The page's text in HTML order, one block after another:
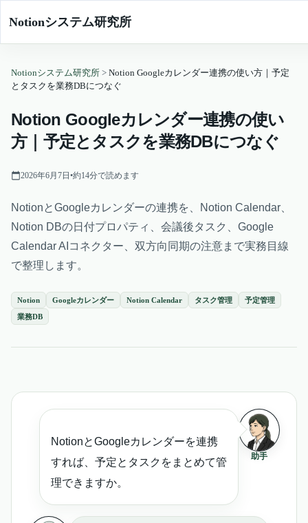
Notionシステム研究所
Notionシステム研究所 > Notion Googleカレンダー連携の使い方｜予定
とタスクを業務DBにつなぐ
Notion Googleカレンダー連携の使い
方｜予定とタスクを業務DBにつなぐ
2026年6月7日 •約14分で読めます
NotionとGoogleカレンダーの連携を、Notion Calendar、
Notion DBの日付プロパティ、会議後タスク、Google
Calendar AIコネクター、双方向同期の注意まで実務目線
で整理します。
Notion Googleカレンダー Notion Calendar タスク管理
予定管理
業務DB
助手
NotionとGoogleカレンダーを連携
すれば、予定とタスクをまとめて管
理できますか。